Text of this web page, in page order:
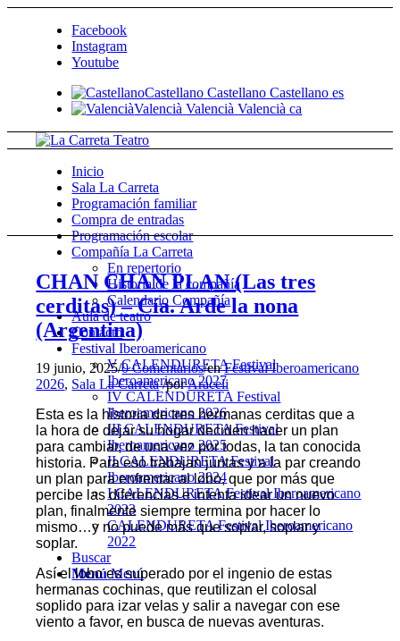
Facebook
Instagram
Youtube
Castellano Castellano Castellano es
Valencià Valencià Valencià ca
Inicio
Sala La Carreta
Programación familiar
Compra de entradas
Programación escolar
Compañía La Carreta
En repertorio
Historia de la compañía
Calendario Compañía
Aula de teatro
Contacto
Festival Iberoamericano
V CALENDURETA Festival
Iberoamericano 2027
IV CALENDURETA Festival
Iberoamericano 2026
III CALENDURETA Festival
Iberoamericano 2025
II CALENDURETA Festival
Iberoamericano 2024
I CALENDURETA Festival Iberoamericano
2023
CALENDURETA Festival Iberoamericano
2022
Buscar
Menú Menú
CHAN CHAN PLAN (Las tres
cerditas) – Cía. Arde la nona
(Argentina)
19 junio, 2025/0 Comentarios/enFestival Iberoamericano
2026, Sala La Carreta /porAraceli
Esta es la historia de tres hermanas cerditas que a
la hora de dejar su hogar deciden hacer un plan
para cambiar, de una vez por todas, la tan conocida
historia. Para eso trabajan juntas y a la par creando
un plan para enfrentar al lobo, que por más que
percibe las diferencias eintenta idear un nuevo
plan, finalmente siempre termina por hacer lo
mismo…y no puede más que soplar, soplar y
soplar.
Así el lobo es superado por el ingenio de estas
hermanas cochinas, que reutilizan el colosal
soplido para izar velas y salir a navegar con ese
viento a favor, en busca de nuevas aventuras.